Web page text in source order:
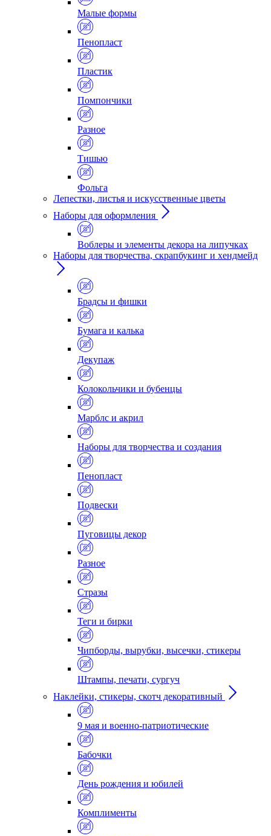
Малые формы
Пенопласт
Пластик
Помпончики
Разное
Тишью
Фольга
Лепестки, листья и искусственные цветы
Наборы для оформления
Воблеры и элементы декора на липучках
Наборы для творчества, скрапбукинг и хендмейд
Брадсы и фишки
Бумага и калька
Декупаж
Колокольчики и бубенцы
Марблс и акрил
Наборы для творчества и создания
Пенопласт
Подвески
Пуговицы декор
Разное
Стразы
Теги и бирки
Чипборды, вырубки, высечки, стикеры
Штампы, печати, сургуч
Наклейки, стикеры, скотч декоративный
9 мая и военно-патриотические
Бабочки
День рождения и юбилей
Комплименты